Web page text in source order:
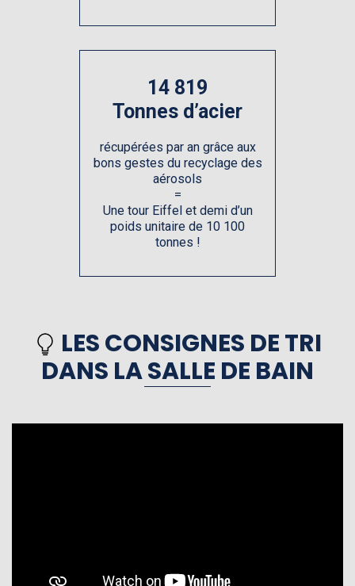
14 819
Tonnes d’acier
récupérées par an grâce aux
bons gestes du recyclage des
aérosols
=
Une tour Eiffel et demi d’un
poids unitaire de 10 100
tonnes !
LES CONSIGNES DE TRI
DANS LA SALLE DE BAIN